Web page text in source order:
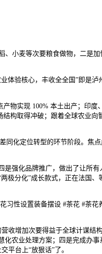
小麦等次要粮食做物，二是加
验核心，丰收全全国”即是泸
物实现 100% 本土出产；印度
构取得冲破；跟着全球农业向
化定位转型的环节阶段。焦
强化品牌推广，做出了让所有
极分化”成长款式，正在法国
性设置装备摆设 #茶花 #茶花
增加次要得益于全球计谋结
农业处理方案；四是完成办
平台上“放狠话”了。